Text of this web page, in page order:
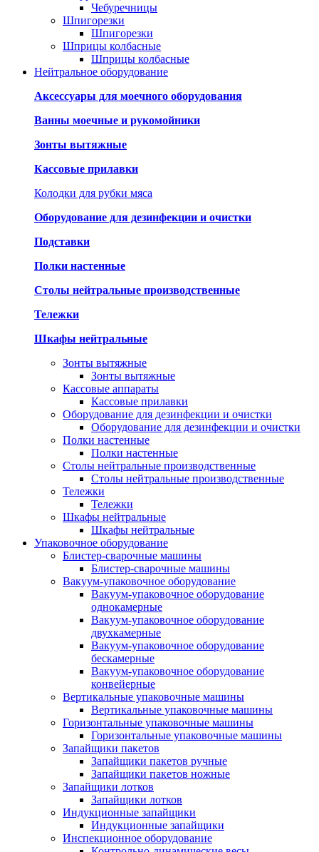
Чебуречницы
Шпигорезки
Шпигорезки
Шприцы колбасные
Шприцы колбасные
Нейтральное оборудование
Аксессуары для моечного оборудования
Ванны моечные и рукомойники
Зонты вытяжные
Кассовые прилавки
Колодки для рубки мяса
Оборудование для дезинфекции и очистки
Подставки
Полки настенные
Столы нейтральные производственные
Тележки
Шкафы нейтральные
Зонты вытяжные
Зонты вытяжные
Кассовые аппараты
Кассовые прилавки
Оборудование для дезинфекции и очистки
Оборудование для дезинфекции и очистки
Полки настенные
Полки настенные
Столы нейтральные производственные
Столы нейтральные производственные
Тележки
Тележки
Шкафы нейтральные
Шкафы нейтральные
Упаковочное оборудование
Блистер-сварочные машины
Блистер-сварочные машины
Вакуум-упаковочное оборудование
Вакуум-упаковочное оборудование
однокамерные
Вакуум-упаковочное оборудование
двухкамерные
Вакуум-упаковочное оборудование
беcкамерные
Вакуум-упаковочное оборудование
конвейерные
Вертикальные упаковочные машины
Вертикальные упаковочные машины
Горизонтальные упаковочные машины
Горизонтальные упаковочные машины
Запайщики пакетов
Запайщики пакетов ручные
Запайщики пакетов ножные
Запайщики лотков
Запайщики лотков
Индукционные запайщики
Индукционные запайщики
Инспекционное оборудование